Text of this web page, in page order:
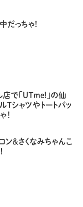
だっちゃ!
で「UTme!」の仙
Tシャツやトートバッ
！
＆さくなみちゃんこ